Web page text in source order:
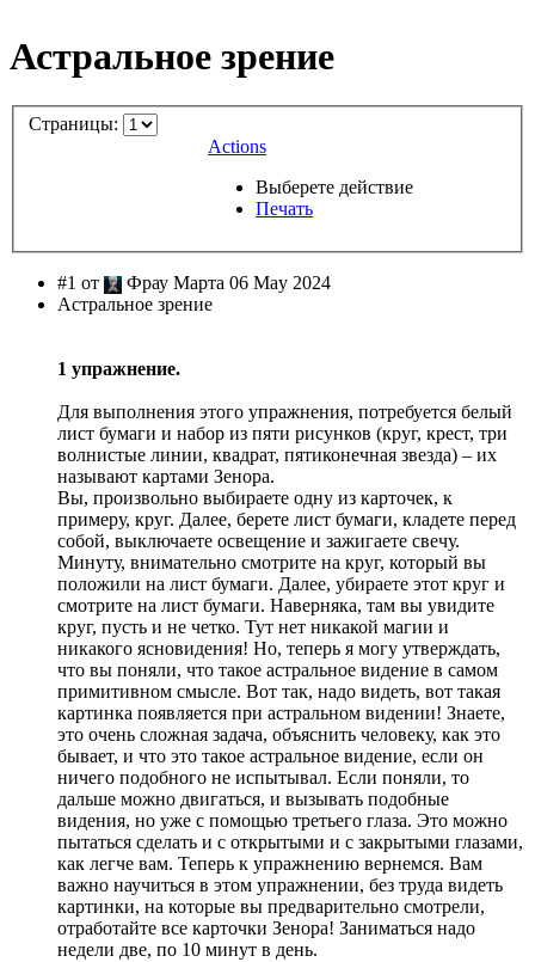
Астральное зрение
Страницы:
Actions
Выберете действие
Печать
#1 от
Фрау Марта 06 May 2024
Астральное зрение
1 упражнение.
Для выполнения этого упражнения, потребуется белый
лист бумаги и набор из пяти рисунков (круг, крест, три
волнистые линии, квадрат, пятиконечная звезда) – их
называют картами Зенора.
Вы, произвольно выбираете одну из карточек, к
примеру, круг. Далее, берете лист бумаги, кладете перед
собой, выключаете освещение и зажигаете свечу.
Минуту, внимательно смотрите на круг, который вы
положили на лист бумаги. Далее, убираете этот круг и
смотрите на лист бумаги. Наверняка, там вы увидите
круг, пусть и не четко. Тут нет никакой магии и
никакого ясновидения! Но, теперь я могу утверждать,
что вы поняли, что такое астральное видение в самом
примитивном смысле. Вот так, надо видеть, вот такая
картинка появляется при астральном видении! Знаете,
это очень сложная задача, объяснить человеку, как это
бывает, и что это такое астральное видение, если он
ничего подобного не испытывал. Если поняли, то
дальше можно двигаться, и вызывать подобные
видения, но уже с помощью третьего глаза. Это можно
пытаться сделать и с открытыми и с закрытыми глазами,
как легче вам. Теперь к упражнению вернемся. Вам
важно научиться в этом упражнении, без труда видеть
картинки, на которые вы предварительно смотрели,
отработайте все карточки Зенора! Заниматься надо
недели две, по 10 минут в день.